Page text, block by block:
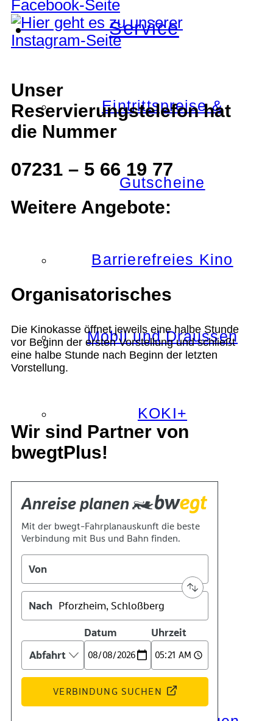
Service
Eintrittspreise &
Gutscheine
Barrierefreies Kino
Mobil und Draussen
KOKI+
Das Team
Unser
Reservierungstelefon hat
die Nummer
07231 – 5 66 19 77
Weitere Angebote:
Organisatorisches
Die Kinokasse öffnet jeweils eine halbe Stunde
vor Beginn der ersten Vorstellung und schließt
eine halbe Stunde nach Beginn der letzten
Vorstellung.
Wir sind Partner von
bwegtPlus!